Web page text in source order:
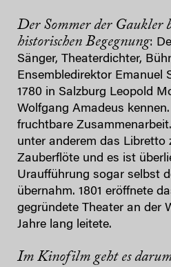
Der Sommer der Gaukler
historischen Begegnung:
Sänger, Theaterdichter,
Ensembledirektor Emanuel
1780 in Salzburg Leopold
Wolfgang Amadeus
fruchtbare
unter anderem das Libretto
Zauberflöte und es ist
Uraufführung sogar selbst
übernahm. 1801 eröffnete
gegründete Theater an der
Jahre lang leitete.
Im Kinofilm geht es